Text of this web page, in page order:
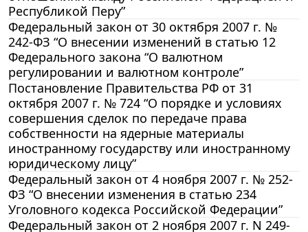
Республикой Перу”
Федеральный закон от 30 октября 2007 г. №
242-ФЗ “О внесении изменений в статью 12
Федерального закона “О валютном
регулировании и валютном контроле”
Постановление Правительства РФ от 31
октября 2007 г. № 724 “О порядке и условиях
совершения сделок по передаче права
собственности на ядерные материалы
иностранному государству или иностранному
юридическому лицу”
Федеральный закон от 4 ноября 2007 г. № 252-
ФЗ “О внесении изменения в статью 234
Уголовного кодекса Российской Федерации”
Федеральный закон от 2 ноября 2007 г. N 249-